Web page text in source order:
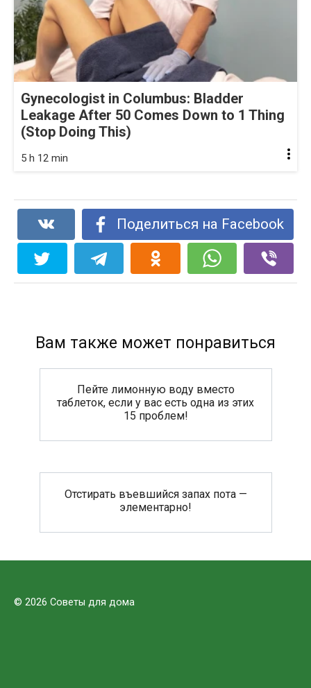
Gynecologist in Columbus: Bladder
Leakage After 50 Comes Down to 1 Thing
(Stop Doing This)
5 h 12 min
Поделиться на Facebook
Вам также может понравиться
Пейте лимонную воду вместо
таблеток, если у вас есть одна из этих
15 проблем!
Отстирать въевшийся запах пота —
элементарно!
© 2026 Советы для дома